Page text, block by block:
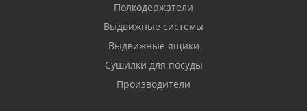
Полкодержатели
Выдвижные системы
Выдвижные ящики
Сушилки для посуды
Производители